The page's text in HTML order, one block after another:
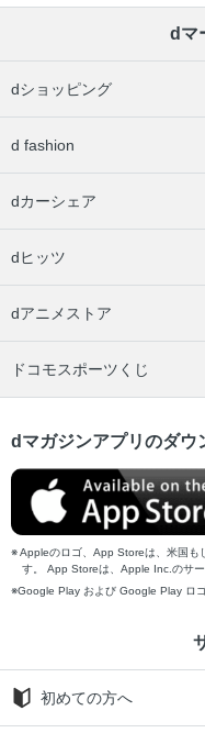
dマ
dショッピング
d fashion
dカーシェア
dヒッツ
dアニメストア
ドコモスポーツくじ
dマガジンアプリのダウ
Appleのロゴ、App Storeは、米国も
す。 App Storeは、Apple Inc.のサー
Google Play および Google Play ロ
初めての方へ